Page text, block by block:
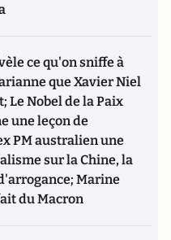
ce qu'on sniffe à
que Xavier Niel
Le Nobel de la Paix
une leçon de
PM australien une
sur la Chine, la
Marine
du Macron